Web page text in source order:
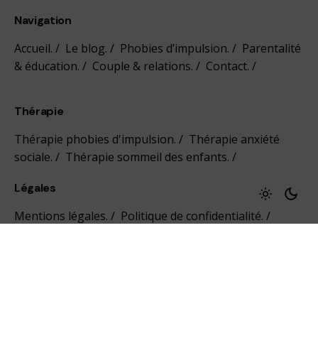
Navigation
Accueil. / Le blog. / Phobies d’impulsion. / Parentalité
& éducation. / Couple & relations. / Contact. /
Thérapie
Thérapie phobies d'impulsion. / Thérapie anxiété
sociale. / Thérapie sommeil des enfants. /
Légales
Mentions légales. / Politique de confidentialité. /